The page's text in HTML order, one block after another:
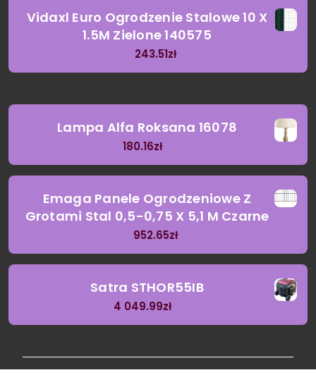
Vidaxl Euro Ogrodzenie Stalowe 10 X
1.5M Zielone 140575
243.51zł
Lampa Alfa Roksana 16078
180.16zł
Emaga Panele Ogrodzeniowe Z
Grotami Stal 0,5-0,75 X 5,1 M Czarne
952.65zł
Satra STHOR55IB
4 049.99zł